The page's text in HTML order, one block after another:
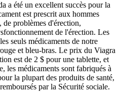
a été un excellent succès pour la
est prescrit aux hommes
problèmes d'érection,
de l'érection. Les
seuls médicaments de notre
et bleu-bras. Le prix du Viagra
est de 2 $ pour une tablette, et
les médicaments sont fabriqués à
la plupart des produits de santé,
par la Sécurité sociale.